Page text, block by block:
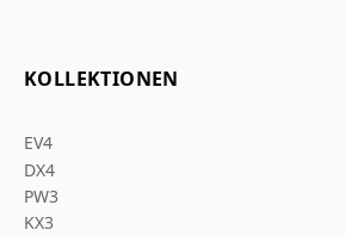
KOLLEKTIONEN
EV4
DX4
PW3
KX3